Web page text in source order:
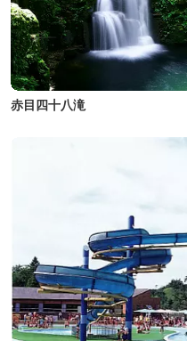
赤目四十八滝